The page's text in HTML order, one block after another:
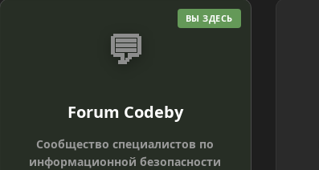
ВЫ ЗДЕСЬ
💬
Forum Codeby
Сообщество специалистов по
информационной безопасности